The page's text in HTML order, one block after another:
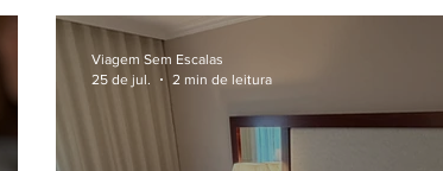
Viagem Sem Escalas
25 de jul.
2 min de leitura